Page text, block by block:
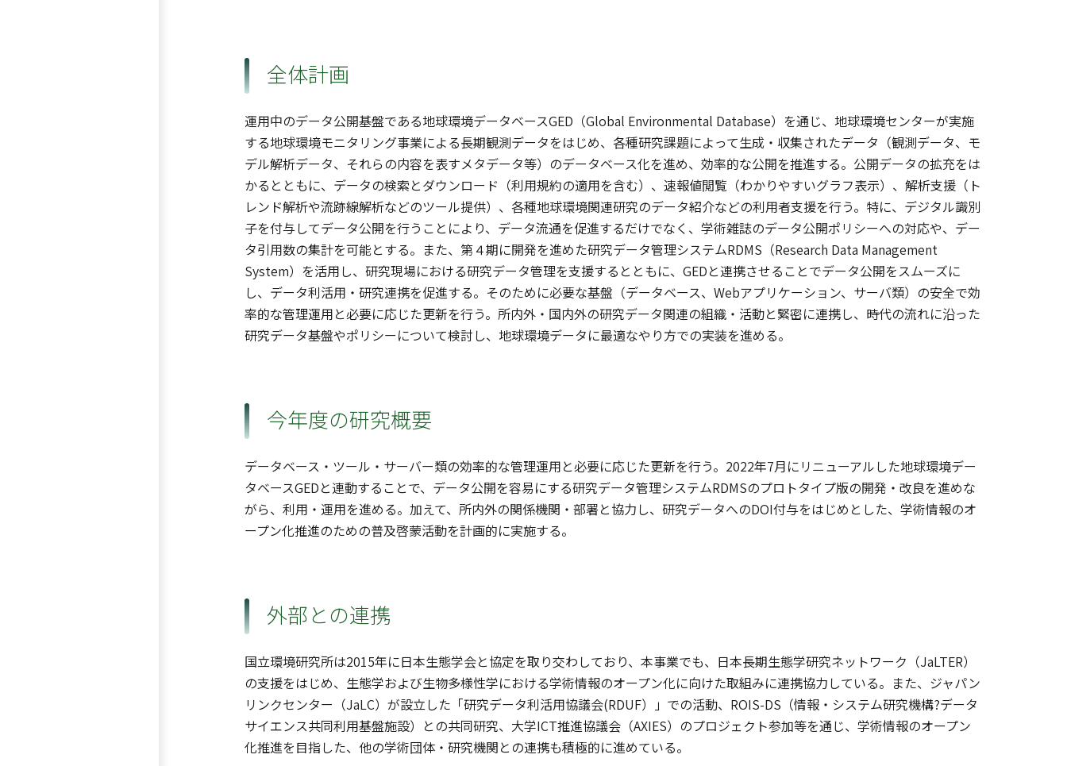
全体計画
運用中のデータ公開基盤である地球環境データベースGED（Global Environmental Database）を通じ、地球環境センターが実施
する地球環境モニタリング事業による長期観測データをはじめ、各種研究課題によって生成・収集されたデータ（観測データ、モ
デル解析データ、それらの内容を表すメタデータ等）のデータベース化を進め、効率的な公開を推進する。公開データの拡充をは
かるとともに、データの検索とダウンロード（利用規約の適用を含む）、速報値閲覧（わかりやすいグラフ表示）、解析支援（ト
レンド解析や流跡線解析などのツール提供）、各種地球環境関連研究のデータ紹介などの利用者支援を行う。特に、デジタル識別
子を付与してデータ公開を行うことにより、データ流通を促進するだけでなく、学術雑誌のデータ公開ポリシーへの対応や、デー
タ引用数の集計を可能とする。また、第４期に開発を進めた研究データ管理システムRDMS（Research Data Management
System）を活用し、研究現場における研究データ管理を支援するとともに、GEDと連携させることでデータ公開をスムーズに
し、データ利活用・研究連携を促進する。そのために必要な基盤（データベース、Webアプリケーション、サーバ類）の安全で効
率的な管理運用と必要に応じた更新を行う。所内外・国内外の研究データ関連の組織・活動と緊密に連携し、時代の流れに沿った
研究データ基盤やポリシーについて検討し、地球環境データに最適なやり方での実装を進める。
今年度の研究概要
データベース・ツール・サーバー類の効率的な管理運用と必要に応じた更新を行う。2022年7月にリニューアルした地球環境デー
タベースGEDと連動することで、データ公開を容易にする研究データ管理システムRDMSのプロトタイプ版の開発・改良を進めな
がら、利用・運用を進める。加えて、所内外の関係機関・部署と協力し、研究データへのDOI付与をはじめとした、学術情報のオ
ープン化推進のための普及啓蒙活動を計画的に実施する。
外部との連携
国立環境研究所は2015年に日本生態学会と協定を取り交わしており、本事業でも、日本長期生態学研究ネットワーク（JaLTER）
の支援をはじめ、生態学および生物多様性学における学術情報のオープン化に向けた取組みに連携協力している。また、ジャパン
リンクセンター（JaLC）が設立した「研究データ利活用協議会(RDUF）」での活動、ROIS-DS（情報・システム研究機構?データ
サイエンス共同利用基盤施設）との共同研究、大学ICT推進協議会（AXIES）のプロジェクト参加等を通じ、学術情報のオープン
化推進を目指した、他の学術団体・研究機関との連携も積極的に進めている。